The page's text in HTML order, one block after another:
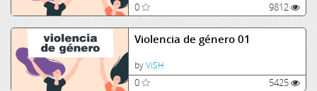
0 9812
Violencia de género 01
byViSH
0 5425